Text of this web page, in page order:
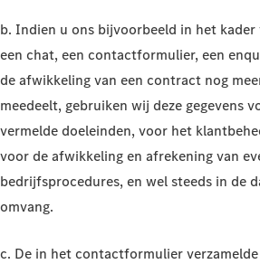
b. Indien u ons bijvoorbeeld in het kader
een chat, een contactformulier, een
de afwikkeling van een contract nog
meedeelt, gebruiken wij deze gegevens
vermelde doeleinden, voor het
voor de afwikkeling en afrekening van
bedrijfsprocedures, en wel steeds in de
omvang.
c. De in het contactformulier